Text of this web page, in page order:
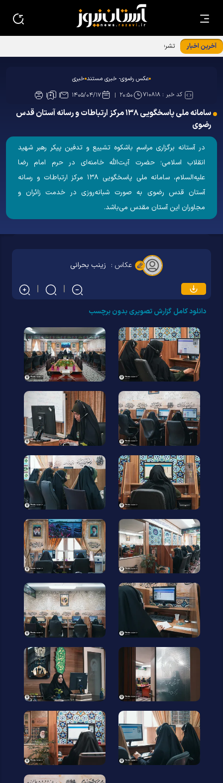
آخرین اخبار
تشرف کاروان سفیران امام رئوف علیه‌السلام به حرم امامین
عسکریین علیهماالسلام
عکس رضوی- خبری مستند خبری
کد خبر :۷۱۰۸۱۸ ۲۰:۵۰ ۱۴۰۵/۰۴/۱۷
سامانه ملی پاسخگویی ۱۳۸ مرکز ارتباطات و رسانه آستان قدس
رضوی
در آستانه برگزاری مراسم باشکوه تشییع و تدفین پیکر رهبر شهید
انقلاب اسلامی؛ حضرت آیت‌الله خامنه‌ای در حرم امام رضا
علیه‌السلام، سامانه ملی پاسخگویی ۱۳۸ مرکز ارتباطات و رسانه
آستان قدس رضوی به صورت شبانه‌روزی در خدمت زائران و
مجاوران این آستان مقدس می‌باشد.
عکاس : زینب بحرانی
دانلود کامل گزارش تصویری بدون برچسب